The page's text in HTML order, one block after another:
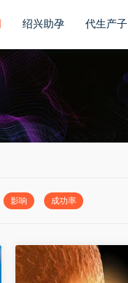
绍兴助孕 代生产子
影响 成功率